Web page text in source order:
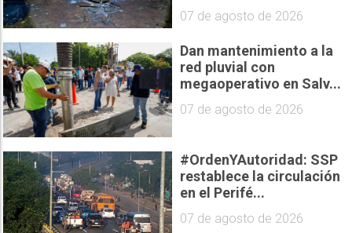
07 de agosto de 2026
Dan mantenimiento a la
red pluvial con
megaoperativo en Salv...
07 de agosto de 2026
#OrdenYAutoridad: SSP
restablece la circulación
en el Perifé...
07 de agosto de 2026